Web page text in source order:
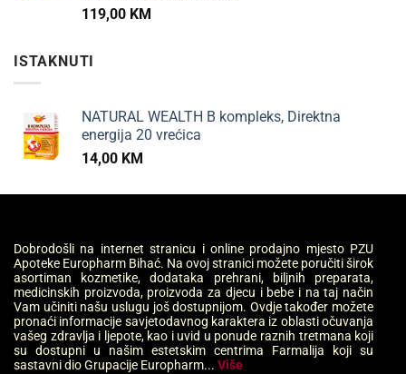
119,00 KM
ISTAKNUTI
NATURAL WEALTH B kompleks, Direktna
energija 20 vrećica
14,00 KM
Dobrodošli na internet stranicu i online prodajno mjesto PZU
Apoteke Europharm Bihać. Na ovoj stranici možete poručiti širok
asortiman kozmetike, dodataka prehrani, biljnih preparata,
medicinskih proizvoda, proizvoda za djecu i bebe i na taj način
Vam učiniti našu uslugu još dostupnijom. Ovdje također možete
pronaći informacije savjetodavnog karaktera iz oblasti očuvanja
vašeg zdravlja i ljepote, kao i uvid u ponude raznih tretmana koji
su dostupni u našim estetskim centrima Farmalija koji su
sastavni dio Grupacije Europharm... Više